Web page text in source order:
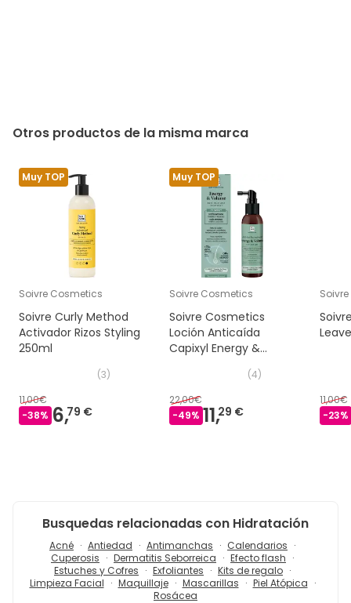
Otros productos de la misma marca
Muy TOP
Soivre Cosmetics
Soivre Curly Method
Activador Rizos Styling
250ml
(3)
11,00€
-38% 6,79 €
Muy TOP
Soivre Cosmetics
Soivre Cosmetics
Loción Anticaída
Capixyl Energy &
(4)
22,00€
-49% 11,29 €
11,00€
-23%
Busquedas relacionadas con Hidratación
Acné Antiedad Antimanchas
Calendarios
Cuperosis
Dermatitis Seborreica
Efecto flash
Estuches y Cofres
Exfoliantes
Kits de regalo
Limpieza Facial
Maquillaje Mascarillas
Piel Atópica
Rosácea